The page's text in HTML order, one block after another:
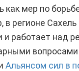
мер по борьбе
в регионе
работает над
Альянсом сил в